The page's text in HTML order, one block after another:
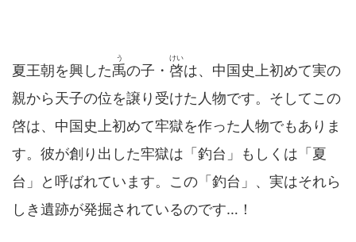
夏王朝を興した禹
う
の子・ 啓
けい
は、中国史上初めて実の
親から天子の位を譲り受けた人物です。そしてこの
啓は、中国史上初めて牢獄を作った人物でもありま
す。彼が創り出した牢獄は「釣台」もしくは「夏
台」と呼ばれています。この「釣台」、実はそれら
しき遺跡が発掘されているのです…！